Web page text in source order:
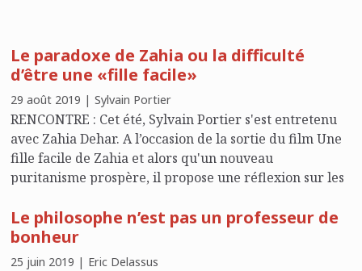
Le paradoxe de Zahia ou la difficulté
d’être une «fille facile»
29 août 2019 | Sylvain Portier
RENCONTRE : Cet été, Sylvain Portier s'est entretenu
avec Zahia Dehar. A l’occasion de la sortie du film Une
fille facile de Zahia et alors qu'un nouveau
puritanisme prospère, il propose une réflexion sur les
Le philosophe n’est pas un professeur de
bonheur
25 juin 2019 | Eric Delassus